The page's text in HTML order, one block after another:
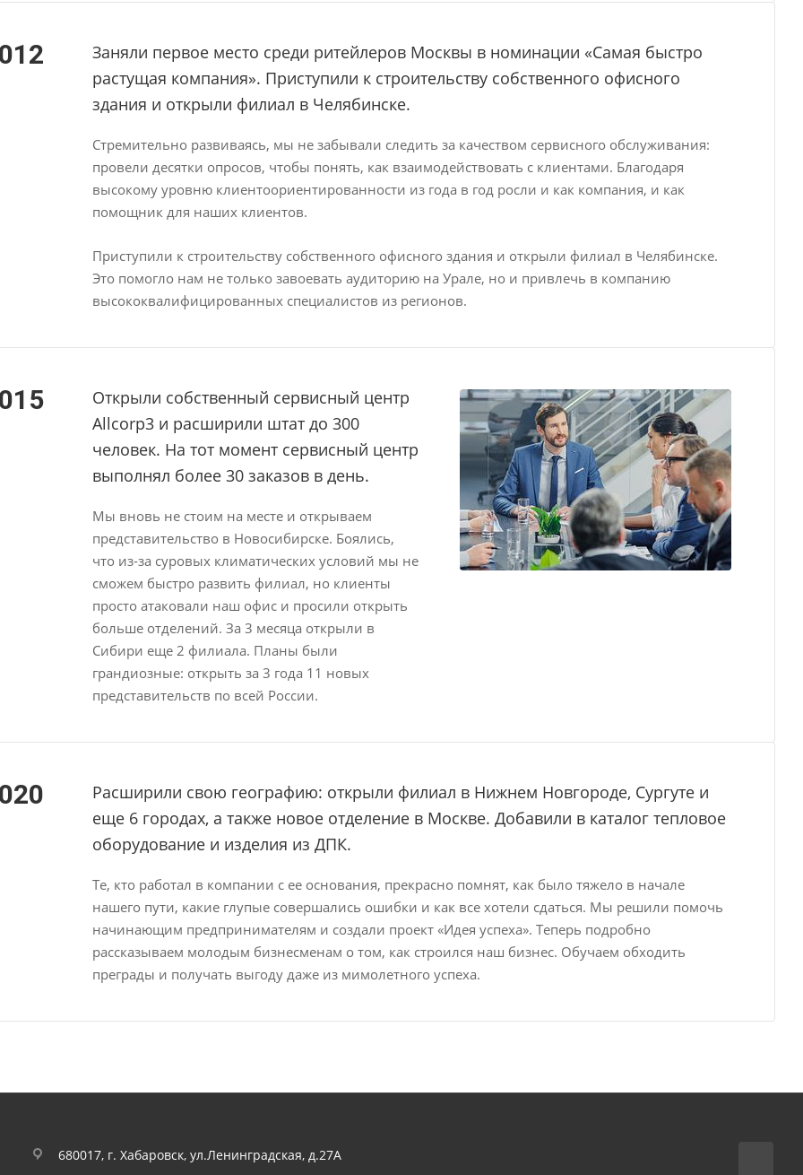
Заняли первое место среди ритейлеров Москвы в номинации «Самая быстро
растущая компания». Приступили к строительству собственного офисного
здания и открыли филиал в Челябинске.
Стремительно развиваясь, мы не забывали следить за качеством сервисного обслуживания:
провели десятки опросов, чтобы понять, как взаимодействовать с клиентами. Благодаря
высокому уровню клиентоориентированности из года в год росли и как компания, и как
помощник для наших клиентов.
Приступили к строительству собственного офисного здания и открыли филиал в Челябинске.
Это помогло нам не только завоевать аудиторию на Урале, но и привлечь в компанию
высококвалифицированных специалистов из регионов.
Открыли собственный сервисный центр
Allcorp3 и расширили штат до 300
человек. На тот момент сервисный центр
выполнял более 30 заказов в день.
Мы вновь не стоим на месте и открываем
представительство в Новосибирске. Боялись,
что из-за суровых климатических условий мы не
сможем быстро развить филиал, но клиенты
просто атаковали наш офис и просили открыть
больше отделений. За 3 месяца открыли в
Сибири еще 2 филиала. Планы были
грандиозные: открыть за 3 года 11 новых
представительств по всей России.
Расширили свою географию: открыли филиал в Нижнем Новгороде, Сургуте и
еще 6 городах, а также новое отделение в Москве. Добавили в каталог тепловое
оборудование и изделия из ДПК.
Те, кто работал в компании с ее основания, прекрасно помнят, как было тяжело в начале
нашего пути, какие глупые совершались ошибки и как все хотели сдаться. Мы решили помочь
начинающим предпринимателям и создали проект «Идея успеха». Теперь подробно
рассказываем молодым бизнесменам о том, как строился наш бизнес. Обучаем обходить
преграды и получать выгоду даже из мимолетного успеха.
680017, г. Хабаровск, ул.Ленинградская, д.27А